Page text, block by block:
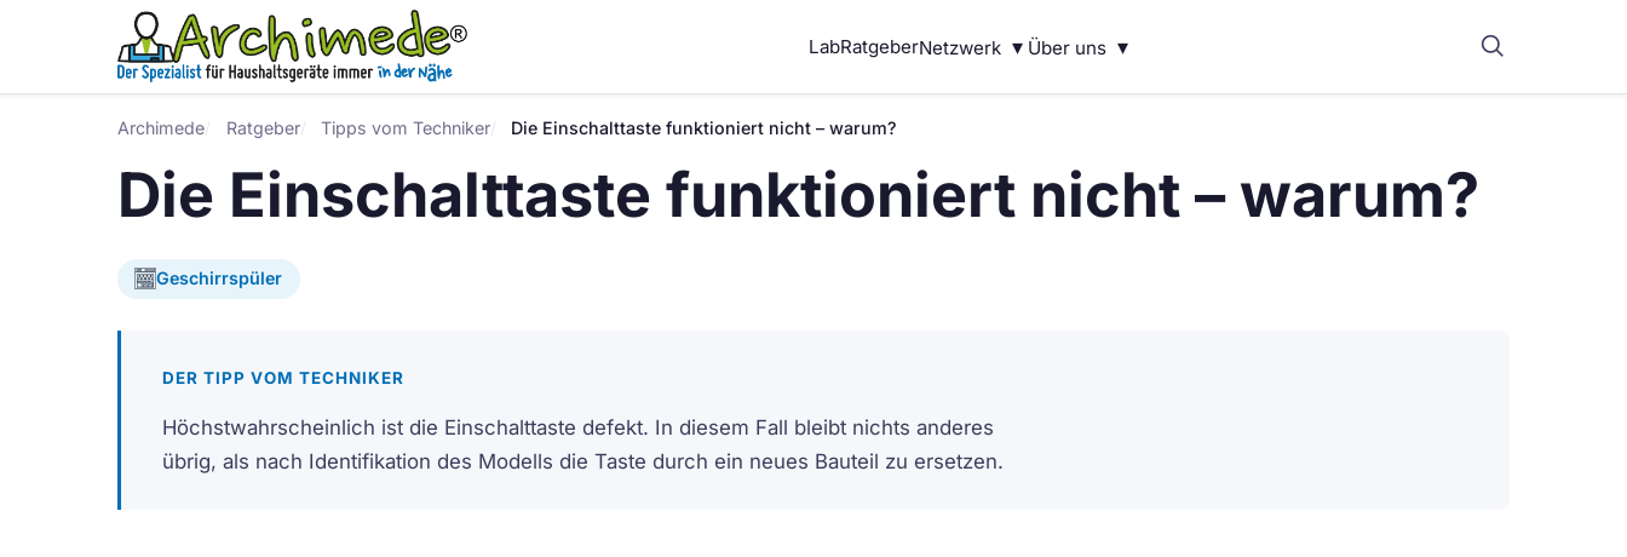
LabRatgeberNetzwerk ▾ Über uns ▾
Archimede Ratgeber Tipps vom Techniker Die Einschalttaste funktioniert nicht – warum?
Die Einschalttaste funktioniert nicht – warum?
Geschirrspüler
DER TIPP VOM TECHNIKER
Höchstwahrscheinlich ist die Einschalttaste defekt. In diesem Fall bleibt nichts anderes
übrig, als nach Identifikation des Modells die Taste durch ein neues Bauteil zu ersetzen.